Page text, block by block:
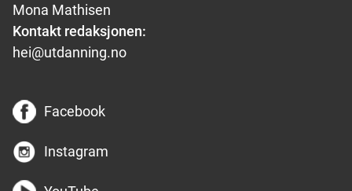
Mona Mathisen
Kontakt redaksjonen:
hei@utdanning.no
Facebook
Instagram